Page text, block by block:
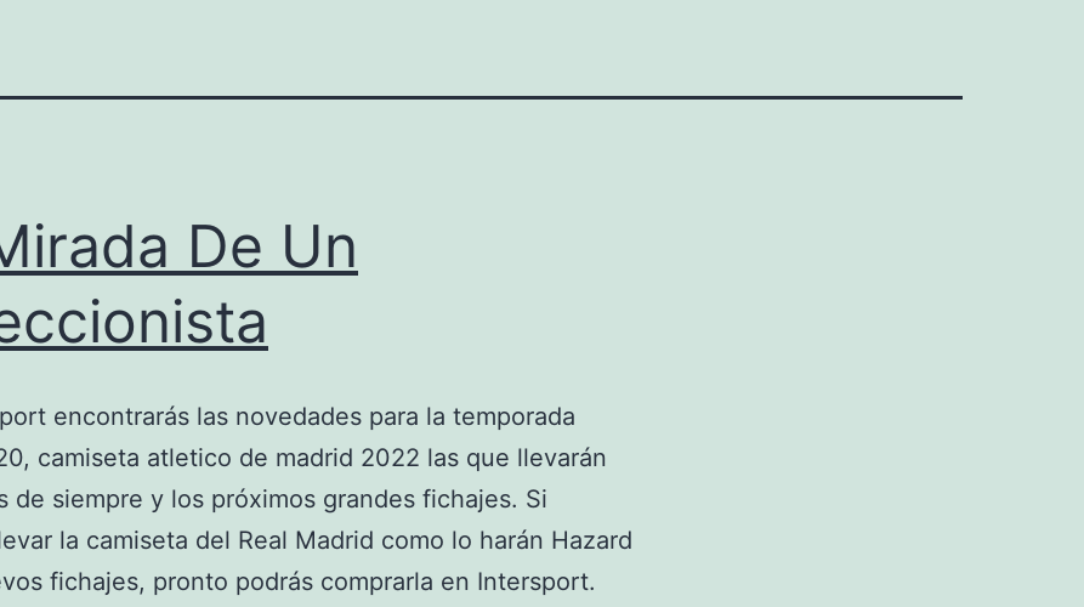
De Un
encontrarás las novedades para la temporada
camiseta atletico de madrid 2022 las que llevarán
de siempre y los próximos grandes fichajes. Si
la camiseta del Real Madrid como lo harán Hazard
fichajes, pronto podrás comprarla en Intersport.